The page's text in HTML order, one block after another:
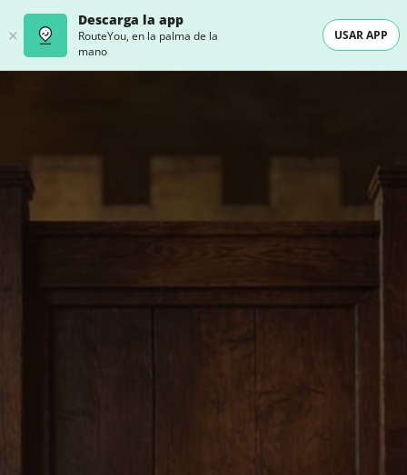
Descarga la app
RouteYou, en la palma de la
mano
USAR APP